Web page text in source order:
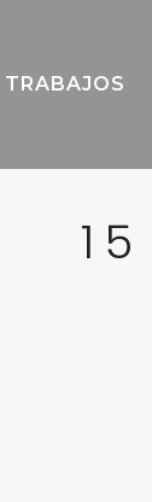
TRABAJOS
15